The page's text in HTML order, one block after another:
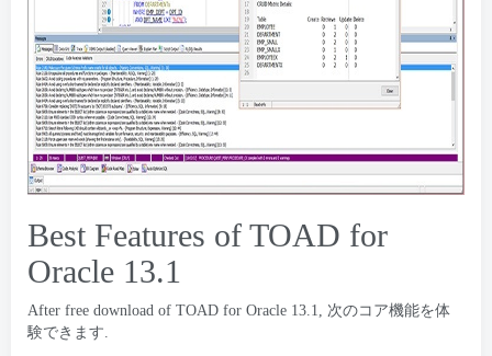
Best Features of TOAD for
Oracle 13.1
After free download of TOAD for Oracle 13.1, 次のコア機能を体
験できます.